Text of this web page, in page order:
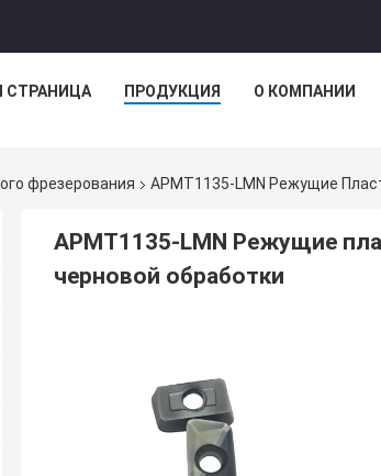
СТРАНИЦА ПРОДУКЦИЯ О КОМПАНИИ
фрезерования APMT1135-LMN Режущие
APMT1135-LMN Режущие
черновой обработки